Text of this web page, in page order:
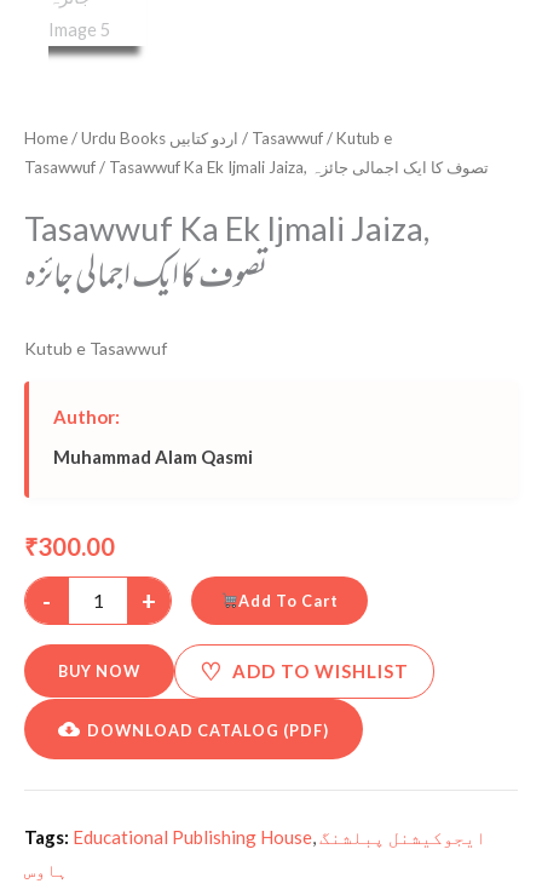
Home/ Urdu Books اردو کتابیں / Tasawwuf/Kutub e
Tasawwuf
/ Tasawwuf Ka Ek Ijmali Jaiza, تصوف کا ایک اجمالی جائزہ
Tasawwuf Ka Ek Ijmali Jaiza,
تصوف کا ایک اجمالی جائزہ
Kutub e Tasawwuf
Author:
Muhammad Alam Qasmi
₹300.00
-
+ Add To Cart
BUY NOW ♡ ADD TO WISHLIST
DOWNLOAD CATALOG (PDF)
Tags: Educational Publishing House,ایجوکیشنل پبلشنگ
ہاوس